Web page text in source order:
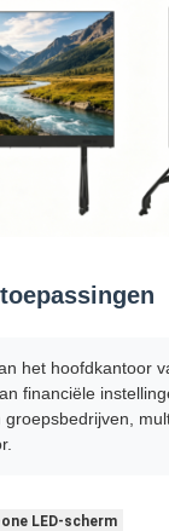
het hoofdkantoor
financiële
groepsbedrijven,
LED-scherm